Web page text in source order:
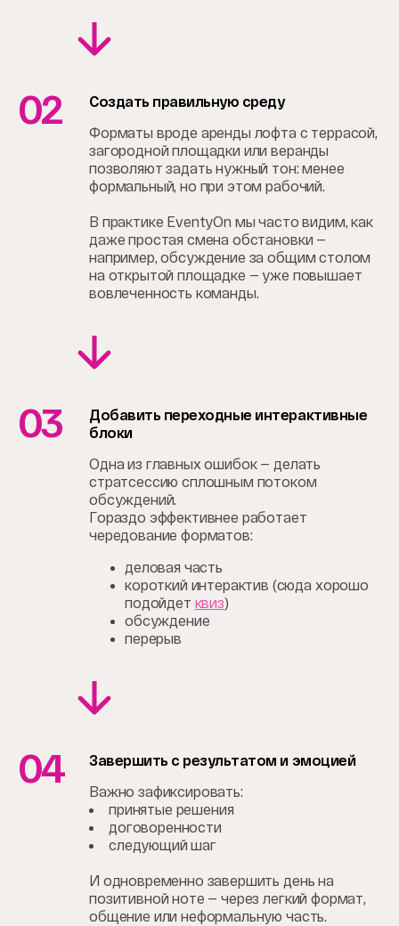
02 Создать правильную среду
Форматы вроде аренды лофта с террасой,
загородной площадки или веранды
позволяют задать нужный тон: менее
формальный, но при этом рабочий.
В практике EventyOn мы часто видим, как
даже простая смена обстановки —
например, обсуждение за общим столом
на открытой площадке — уже повышает
вовлеченность команды.
03
Добавить переходные интерактивные
блоки
Одна из главных ошибок — делать
стратсессию сплошным потоком
обсуждений.
Гораздо эффективнее работает
чередование форматов:
деловая часть
короткий интерактив (сюда хорошо
подойдет квиз)
обсуждение
перерыв
04 Завершить с результатом и эмоцией
Важно зафиксировать:
принятые решения
договоренности
следующий шаг
И одновременно завершить день на
позитивной ноте — через легкий формат,
общение или неформальную часть.